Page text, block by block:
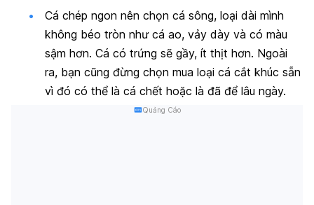
Cá chép ngon nên chọn cá sông, loại dài mình
không béo tròn như cá ao, vảy dày và có màu
sậm hơn. Cá có trứng sẽ gầy, ít thịt hơn. Ngoài
ra, bạn cũng đừng chọn mua loại cá cắt khúc sẵn
vì đó có thể là cá chết hoặc là đã để lâu ngày.
Quảng Cáo